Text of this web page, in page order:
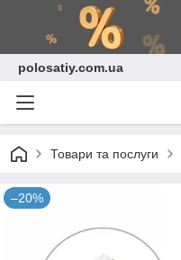
polosatiy.com.ua
Товари та послуги
–20%